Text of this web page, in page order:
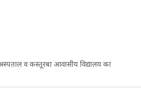
अस्पताल व कस्तूरबा आवासीय विद्यालय का